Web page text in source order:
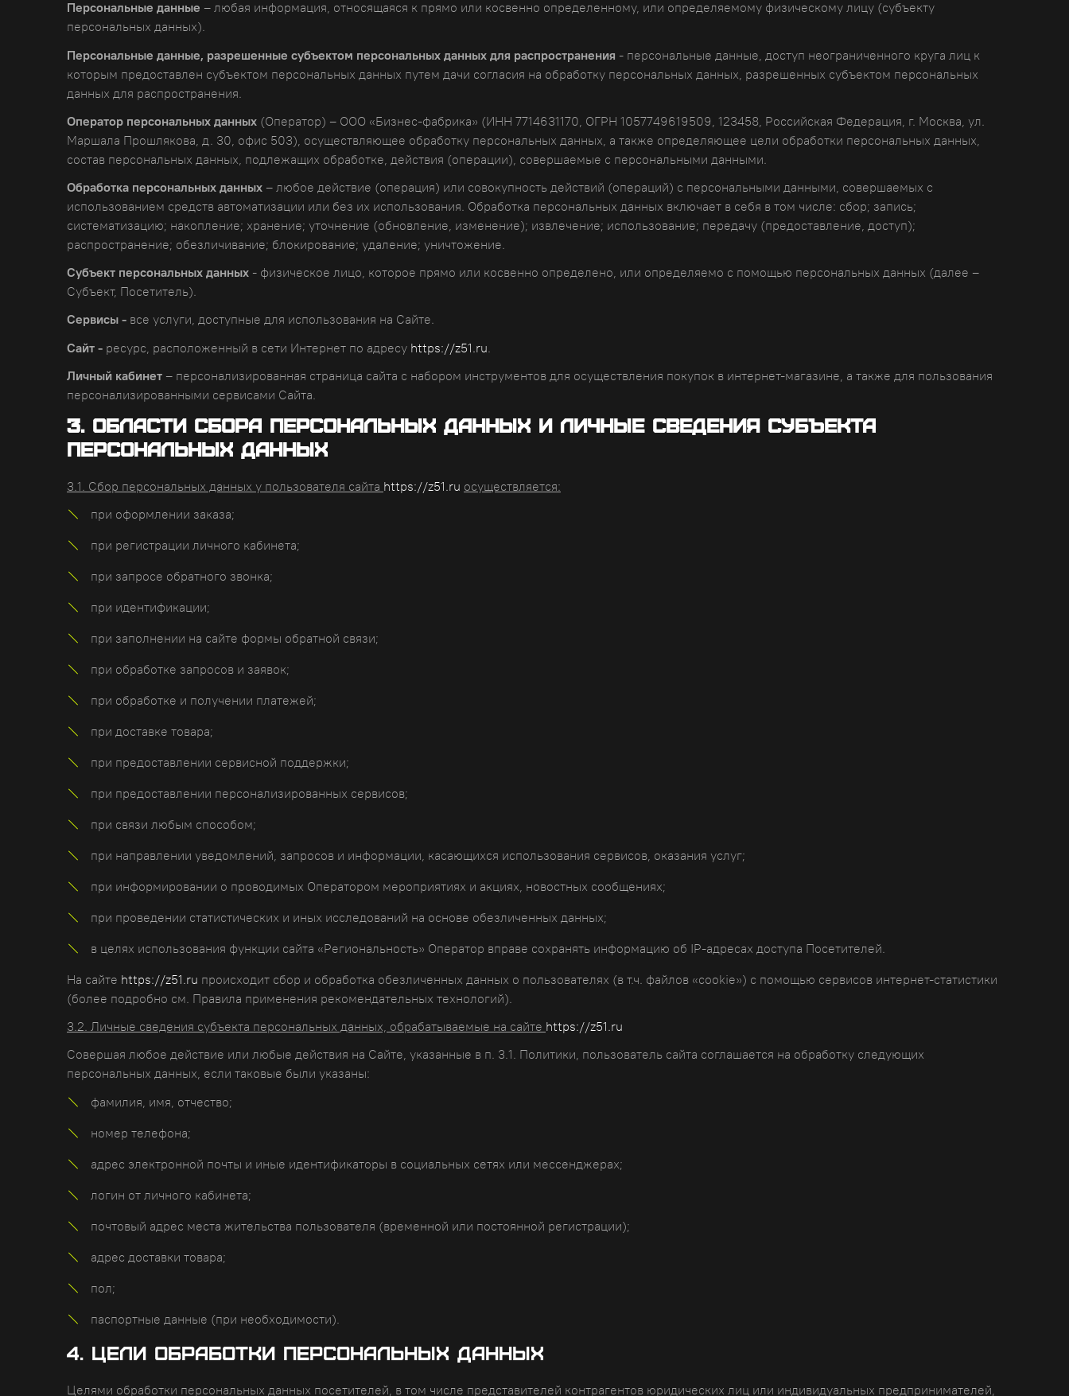
Персональные данные – любая информация, относящаяся к прямо или косвенно определенному, или определяемому физическому лицу (субъекту
персональных данных).
Персональные данные, разрешенные субъектом персональных данных для распространения - персональные данные, доступ неограниченного круга лиц к
которым предоставлен субъектом персональных данных путем дачи согласия на обработку персональных данных, разрешенных субъектом персональных
данных для распространения.
Оператор персональных данных (Оператор) – ООО «Бизнес-фабрика» (ИНН 7714631170, ОГРН 1057749619509, 123458, Российская Федерация, г. Москва, ул.
Маршала Прошлякова, д. 30, офис 503), осуществляющее обработку персональных данных, а также определяющее цели обработки персональных данных,
состав персональных данных, подлежащих обработке, действия (операции), совершаемые с персональными данными.
Обработка персональных данных – любое действие (операция) или совокупность действий (операций) с персональными данными, совершаемых с
использованием средств автоматизации или без их использования. Обработка персональных данных включает в себя в том числе: сбор; запись;
систематизацию; накопление; хранение; уточнение (обновление, изменение); извлечение; использование; передачу (предоставление, доступ);
распространение; обезличивание; блокирование; удаление; уничтожение.
Субъект персональных данных - физическое лицо, которое прямо или косвенно определено, или определяемо с помощью персональных данных (далее –
Субъект, Посетитель).
Сервисы - все услуги, доступные для использования на Сайте.
Сайт - ресурс, расположенный в сети Интернет по адресу https://z51.ru
Личный кабинет – персонализированная страница сайта с набором инструментов для осуществления покупок в интернет-магазине, а также для пользования
персонализированными сервисами Сайта.
3. Области сбора персональных данных и личные сведения субъекта
персональных данных
3.1. Сбор персональных данных у пользователя сайта https://z51.ru осуществляется:
при оформлении заказа;
при регистрации личного кабинета;
при запросе обратного звонка;
при идентификации;
при заполнении на сайте формы обратной связи;
при обработке запросов и заявок;
при обработке и получении платежей;
при доставке товара;
при предоставлении сервисной поддержки;
при предоставлении персонализированных сервисов;
при связи любым способом;
при направлении уведомлений, запросов и информации, касающихся использования сервисов, оказания услуг;
при информировании о проводимых Оператором мероприятиях и акциях, новостных сообщениях;
при проведении статистических и иных исследований на основе обезличенных данных;
в целях использования функции сайта «Региональность» Оператор вправе сохранять информацию об IP-адресах доступа Посетителей.
На сайте https://z51.ru происходит сбор и обработка обезличенных данных о пользователях (в т.ч. файлов «cookie») с помощью сервисов интернет-статистики
(более подробно см. Правила применения рекомендательных технологий).
3.2. Личные сведения субъекта персональных данных, обрабатываемые на сайте https://z51.ru
Совершая любое действие или любые действия на Сайте, указанные в п. 3.1. Политики, пользователь сайта соглашается на обработку следующих
персональных данных, если таковые были указаны:
фамилия, имя, отчество;
номер телефона;
адрес электронной почты и иные идентификаторы в социальных сетях или мессенджерах;
логин от личного кабинета;
почтовый адрес места жительства пользователя (временной или постоянной регистрации);
адрес доставки товара;
пол;
паспортные данные (при необходимости).
4. Цели обработки персональных данных
Целями обработки персональных данных посетителей, в том числе представителей контрагентов юридических лиц или индивидуальных предпринимателей,